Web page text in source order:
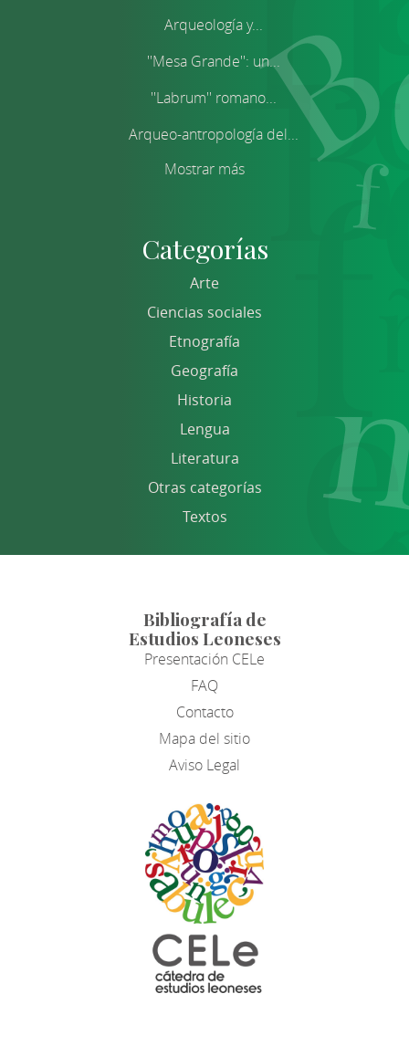
Arqueología y...
''Mesa Grande'': un...
''Labrum'' romano...
Arqueo-antropología del...
Mostrar más
Categorías
Arte
Ciencias sociales
Etnografía
Geografía
Historia
Lengua
Literatura
Otras categorías
Textos
Bibliografía de
Estudios Leoneses
Presentación CELe
FAQ
Contacto
Mapa del sitio
Aviso Legal